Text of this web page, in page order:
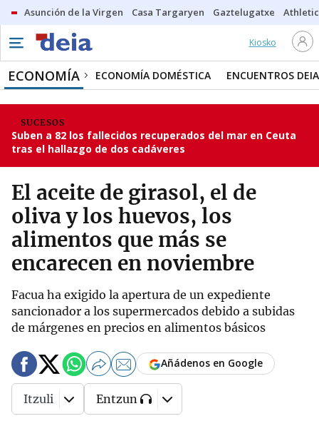
Asunción de la Virgen Casa Targaryen Gaztelugatxe Athletic
Kiosko
ECONOMÍA ECONOMÍA DOMÉSTICA ENCUENTROS DEIA
SUCESOS
Suben a 82 los fallecidos recuperados del mar en Ceuta
tras el hallazgo de dos cadáveres
El aceite de girasol, el de
oliva y los huevos, los
alimentos que más se
encarecen en noviembre
Facua ha exigido la apertura de un expediente
sancionador a los supermercados debido a subidas
de márgenes en precios en alimentos básicos
Añádenos en Google
Itzuli Entzun